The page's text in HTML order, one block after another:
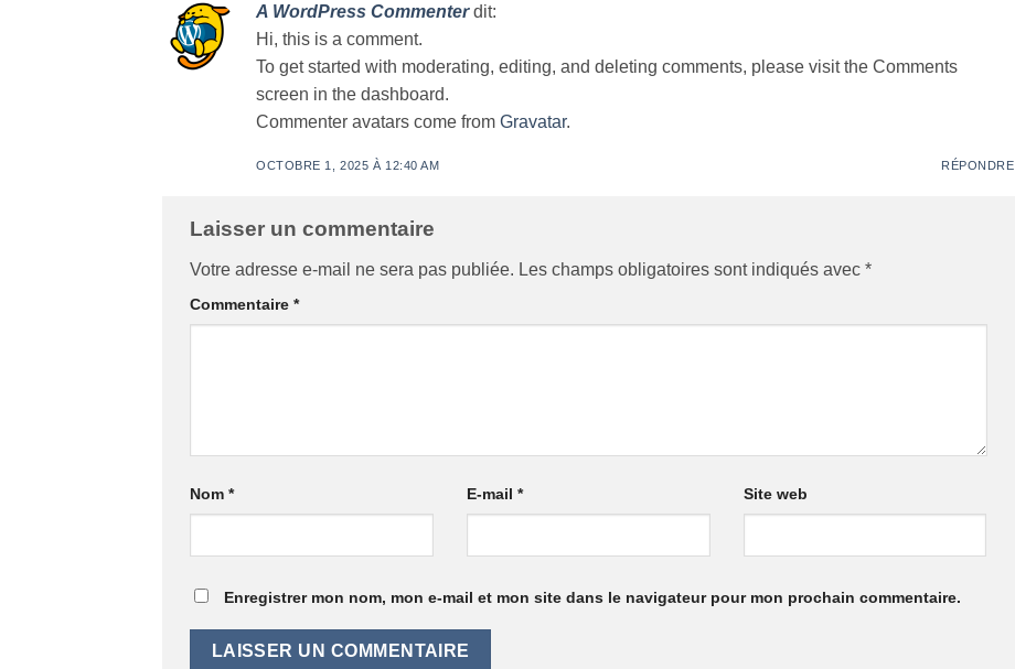
A WordPress Commenter dit:
Hi, this is a comment.
To get started with moderating, editing, and deleting comments, please visit the Comments
screen in the dashboard.
Commenter avatars come from Gravatar.
OCTOBRE 1, 2025 À 12:40 AM RÉPONDRE
Laisser un commentaire
Votre adresse e-mail ne sera pas publiée. Les champs obligatoires sont indiqués avec *
Commentaire *
Nom * E-mail * Site web
Enregistrer mon nom, mon e-mail et mon site dans le navigateur pour mon prochain commentaire.